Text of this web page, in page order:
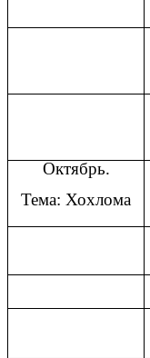
Октябрь.
Тема: Хохлома